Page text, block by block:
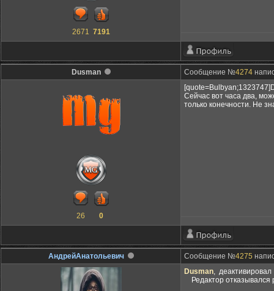
2671 7191
Dusman Сообщение №4274
26 0
Сейчас вот часа два,
только конечности. Не
АндрейАнатольевич Сообщение №4275
Dusman,
Редактор отказывался